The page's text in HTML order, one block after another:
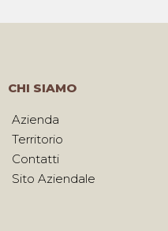
CHI SIAMO
Azienda
Territorio
Contatti
Sito Aziendale